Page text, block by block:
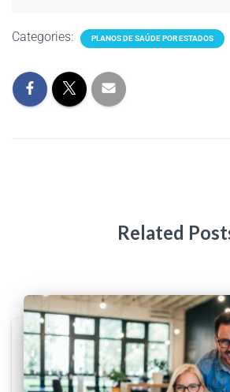
Categories: PLANOS DE SAÚDE POR ESTADOS
Related